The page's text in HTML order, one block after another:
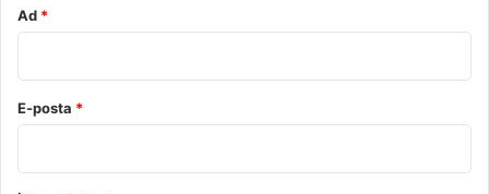
Ad *
E-posta *